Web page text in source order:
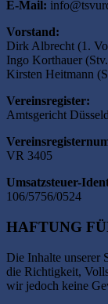
E-Mail:
Vorstand:
Dirk Albrecht (1.
Ingo Korthauer
Kirsten Heitmann
Vereinsregister:
Amtsgericht
VR 3405
Umsatzsteuer-
106/5756/0524
HAFTUNG
Die Inhalte unserer
die Richtigkeit,
wir jedoch keine